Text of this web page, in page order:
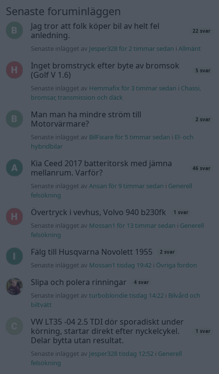
Senaste foruminläggen
Jag tror att folk köper bil av helt fel
anledning.
22 svar
Senaste inlägget av Jesper328 för 2 timmar sedan iAllmänt
Inget bromstryck efter byte av bromsok
(Golf V 1.6)
5 svar
Senaste inlägget av Hemmafix för 3 timmar sedan i Chassi,
bromsar, transmission och däck
Man man ha mindre ström till
Motorvärmare?
2 svar
Senaste inlägget av BilFixare för 5 timmar sedan i El- och
hybridbilar
Kia Ceed 2017 batteritorsk med jämna
mellanrum. Varför?
46 svar
Senaste inlägget avAnsan för 9 timmar sedan i Generell
felsökning
Övertryck i vevhus, Volvo 940 b230fk 1 svar
Senaste inlägget av Mossan1 för 13 timmar sedan i Generell
felsökning
Fälg till Husqvarna Novolett 1955 2 svar
Senaste inlägget av Mossan1 tisdag 19:42 i Övriga fordon
Slipa och polera rinningar 4 svar
Senaste inlägget avturboblondie tisdag 14:22 i Bilvård och
biltvätt
VW LT35 -04 2.5 TDI dör sporadiskt under
körning, startar direkt efter nyckelcykel.
Delar bytta utan resultat.
1 svar
Senaste inlägget av Jesper328 tisdag 12:52 i Generell
felsökning